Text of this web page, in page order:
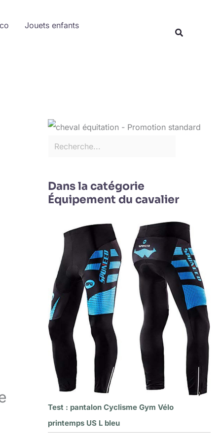
Jouets enfants
Dans la catégorie
Équipement du cavalier
Test : pantalon Cyclisme Gym Vélo
printemps US L bleu